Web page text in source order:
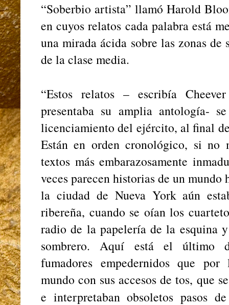
“Soberbio artista” llamó Harold
en cuyos relatos cada palabra está
una mirada ácida sobre las zonas de
de la clase media.
“Estos relatos – escribía
presentaba su amplia antología-
licenciamiento del ejército, al final
Están en orden cronológico, si
textos más embarazosamente
veces parecen historias de un
la ciudad de Nueva York aún
ribereña, cuando se oían los
radio de la papelería de la esquina
sombrero. Aquí está el último
fumadores empedernidos que
mundo con sus accesos de tos, que
e interpretaban obsoletos pasos